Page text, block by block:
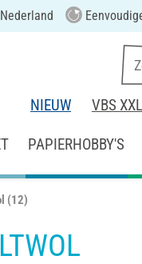
NIEUW VBS XXL
PAPIERHOBBY'S
(12)